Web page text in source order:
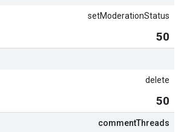
setModerationStatus
50
delete
50
commentThreads